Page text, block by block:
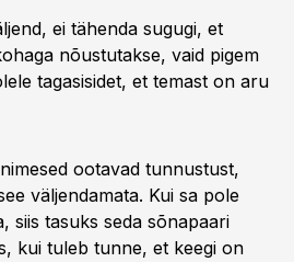
ei tähenda sugugi, et
nõustutakse, vaid pigem
tagasisidet, et temast on aru
ootavad tunnustust,
väljendamata. Kui sa pole
siis tasuks seda sõnapaari
kui tuleb tunne, et keegi on